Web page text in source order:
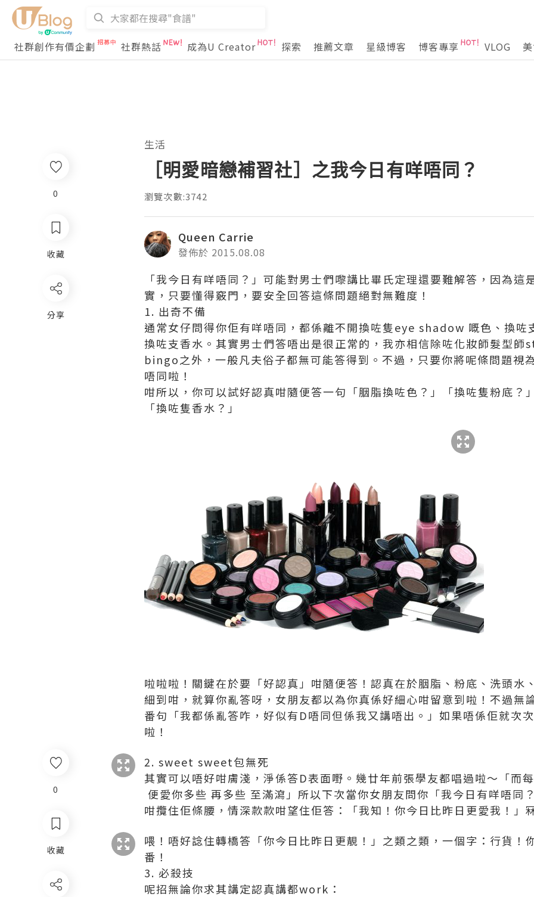
社群創作有價企劃 社群熱話 成為U Creator 探索 推薦文章 星級博客 博客專享 VLOG
0
收藏
生活
［明愛暗戀補習社］之我今日有咩唔同？
瀏覽次數:3742
Queen Carrie
發佈於 2015.08.08
「我今日有咩唔同？」可能對男士們嚟講比畢氏定理還要難解答，因為這
實，只要懂得竅門，要安全回答這條問題絕對無難度！
1. 出奇不備
通常女仔問得你佢有咩唔同，都係離不開換咗隻eye shadow 嘅色、換咗
換咗支香水。其實男士們答唔出是很正常的，我亦相信除咗化妝師髮型
bingo之外，一般凡夫俗子都無可能答得到。不過，只要你將呢條問題視
唔同啦！
咁所以，你可以試好認真咁隨便答一句「胭脂換咗色？」「換咗隻粉底？
「換咗隻香水？」
啦啦啦！關鍵在於要「好認真」咁隨便答！認真在於胭脂、粉底、洗頭水
細到咁，就算你亂答呀，女朋友都以為你真係好細心咁留意到啦！不過無
番句「我都係亂答咋，好似有D唔同但係我又講唔出。」如果唔係佢就次
啦！
2. sweet sweet包無死
其實可以唔好咁膚淺，淨係答D表面嘢。幾廿年前張學友都唱過啦～「而
便愛你多些 再多些 至滿瀉」所以下次當你女朋友問你「我今日有咩唔同
咁攬住佢條腰，情深款款咁望住佢答：「我知！你今日比昨日更愛我！」
喂！唔好諗住轉橋答「你今日比昨日更靚！」之類之類，一個字：行貨！
番！
3. 必殺技
呢招無論你求其講定認真講都work：
0
收藏
分享